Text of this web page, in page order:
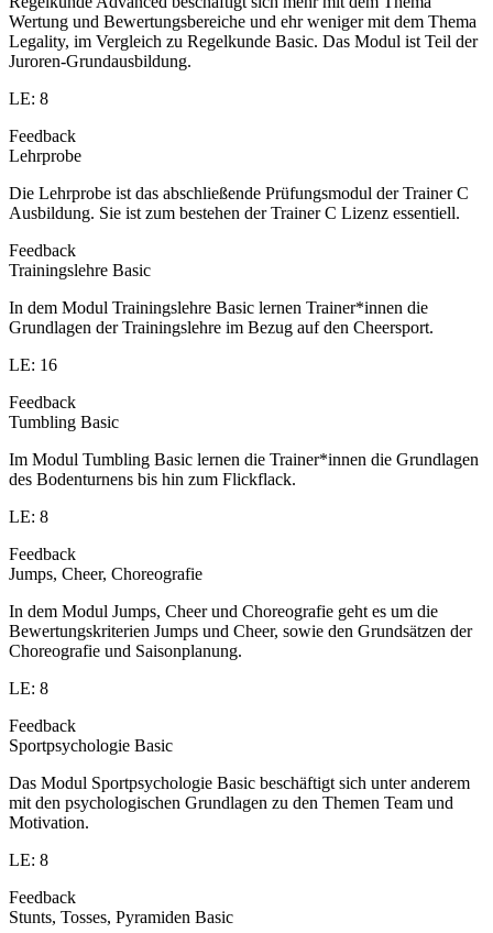
Wertung und Bewertungsbereiche und ehr weniger mit dem Thema
Legality, im Vergleich zu Regelkunde Basic. Das Modul ist Teil der
Juroren-Grundausbildung.
LE: 8
Feedback
Lehrprobe
Die Lehrprobe ist das abschließende Prüfungsmodul der Trainer C
Ausbildung. Sie ist zum bestehen der Trainer C Lizenz essentiell.
Feedback
Trainingslehre Basic
In dem Modul Trainingslehre Basic lernen Trainer*innen die
Grundlagen der Trainingslehre im Bezug auf den Cheersport.
LE: 16
Feedback
Tumbling Basic
Im Modul Tumbling Basic lernen die Trainer*innen die Grundlagen
des Bodenturnens bis hin zum Flickflack.
LE: 8
Feedback
Jumps, Cheer, Choreografie
In dem Modul Jumps, Cheer und Choreografie geht es um die
Bewertungskriterien Jumps und Cheer, sowie den Grundsätzen der
Choreografie und Saisonplanung.
LE: 8
Feedback
Sportpsychologie Basic
Das Modul Sportpsychologie Basic beschäftigt sich unter anderem
mit den psychologischen Grundlagen zu den Themen Team und
Motivation.
LE: 8
Feedback
Stunts, Tosses, Pyramiden Basic